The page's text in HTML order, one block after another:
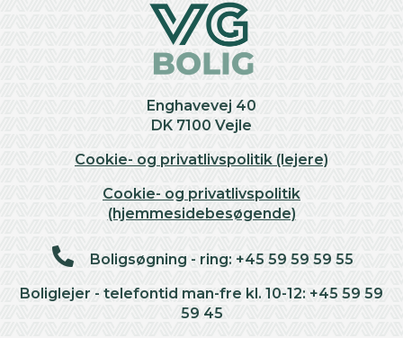
Enghavevej 40
DK 7100 Vejle
Cookie- og privatlivspolitik (lejere)
Cookie- og privatlivspolitik
(hjemmesidebesøgende)
Boligsøgning - ring: +45 59 59 59 55
Boliglejer - telefontid man-fre kl. 10-12: +45 59 59
59 45